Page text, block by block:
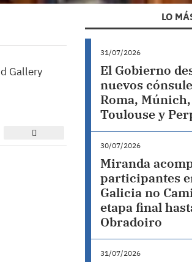
Gallery
LO
31/07/2026
El Gobierno
nuevos
Roma,
Toulouse y
30/07/2026
Miranda
participantes
Galicia no
etapa final
Obradoiro
31/07/2026